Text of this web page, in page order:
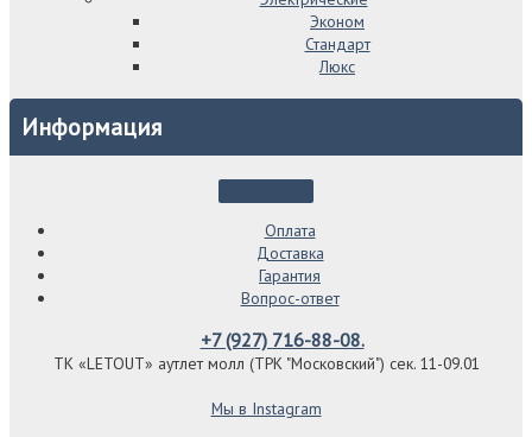
Эконом
Стандарт
Люкс
Информация
Оплата
Доставка
Гарантия
Вопрос-ответ
+7 (927) 716-88-08.
ТК «LETOUT» аутлет молл (ТРК "Московский") сек. 11-09.01
Мы в Instagram